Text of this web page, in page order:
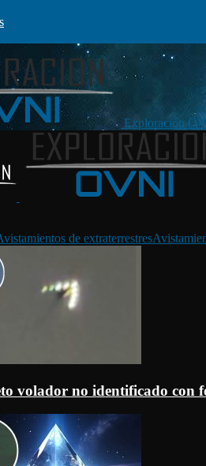
Exploración
de extraterrestres
volador no identificado con